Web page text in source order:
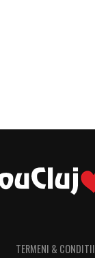
TERMENI & CONDITII